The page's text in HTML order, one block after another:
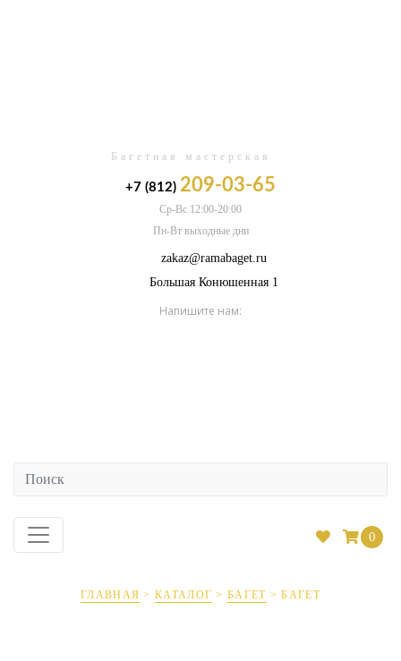
Багетная мастерская
+7 (812) 209-03-65
Ср-Вс 12:00-20:00
Пн-Вт выходные дни
zakaz@ramabaget.ru
Большая Конюшенная 1
Напишите нам:
0
ГЛАВНАЯ >КАТАЛОГ >БАГЕТ >БАГЕТ